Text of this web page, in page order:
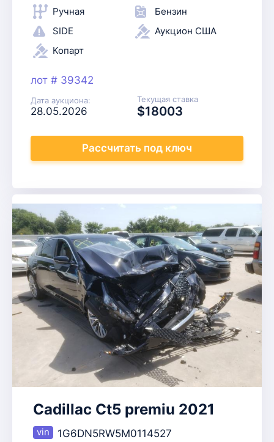
Ручная
Бензин
SIDE
Аукцион США
Копарт
лот # 39342
Дата аукциона:
28.05.2026
Текущая ставка
$18003
Рассчитать под ключ
Cadillac Ct5 premiu 2021
1G6DN5RW5M0114527